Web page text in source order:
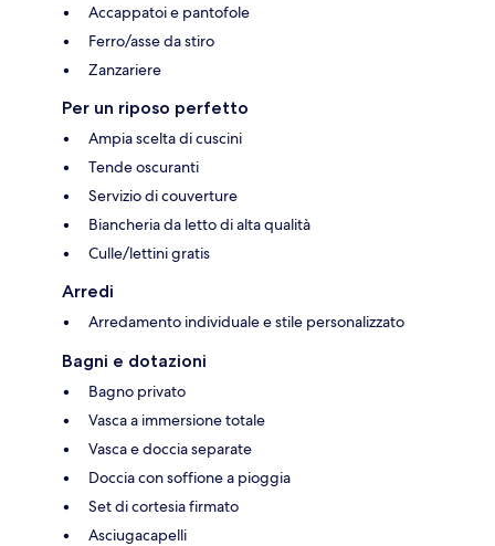
Accappatoi e pantofole
Ferro/asse da stiro
Zanzariere
Per un riposo perfetto
Ampia scelta di cuscini
Tende oscuranti
Servizio di couverture
Biancheria da letto di alta qualità
Culle/lettini gratis
Arredi
Arredamento individuale e stile personalizzato
Bagni e dotazioni
Bagno privato
Vasca a immersione totale
Vasca e doccia separate
Doccia con soffione a pioggia
Set di cortesia firmato
Asciugacapelli